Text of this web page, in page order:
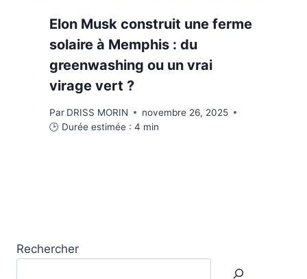
Elon Musk construit une ferme
solaire à Memphis : du
greenwashing ou un vrai
virage vert ?
Par DRISS MORIN
novembre 26, 2025
🕒 Durée estimée : 4 min
Rechercher